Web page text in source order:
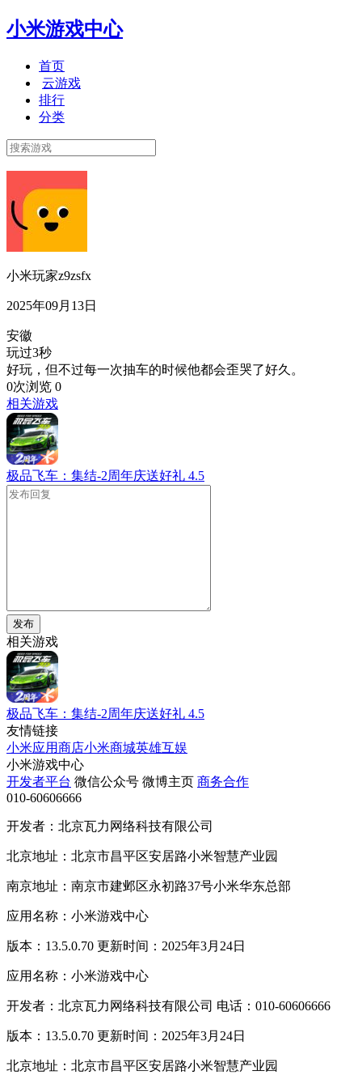
小米游戏中心
首页
云游戏
排行
分类
小米玩家z9zsfx
2025年09月13日
安徽
玩过3秒
好玩，但不过每一次抽车的时候他都会歪哭了好久。
0次浏览 0
相关游戏
极品飞车：集结-2周年庆送好礼 4.5
发布
相关游戏
极品飞车：集结-2周年庆送好礼 4.5
友情链接
小米应用商店小米商城英雄互娱
小米游戏中心
开发者平台 微信公众号 微博主页 商务合作
010-60606666
开发者：北京瓦力网络科技有限公司
北京地址：北京市昌平区安居路小米智慧产业园
南京地址：南京市建邺区永初路37号小米华东总部
应用名称：小米游戏中心
版本：13.5.0.70 更新时间：2025年3月24日
应用名称：小米游戏中心
开发者：北京瓦力网络科技有限公司 电话：010-60606666
版本：13.5.0.70 更新时间：2025年3月24日
北京地址：北京市昌平区安居路小米智慧产业园